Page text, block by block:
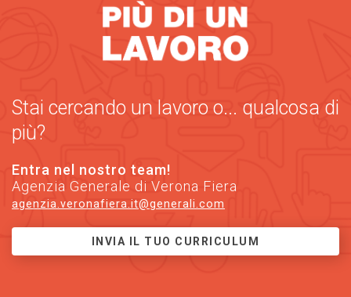
Stai cercando un lavoro o... qualcosa di
più?
Entra nel nostro team!
Agenzia Generale di Verona Fiera
agenzia.veronafiera.it@generali.com
INVIA IL TUO CURRICULUM